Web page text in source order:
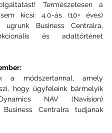
Természetesen a
kicsi: 4.0-ás (10+ éves)
ugrunk Business Centralra,
és adattörténet
a módszertannal, amely
hogy ügyfeleink bármelyik
NAV (Navision)
Business Centralra tudjanak